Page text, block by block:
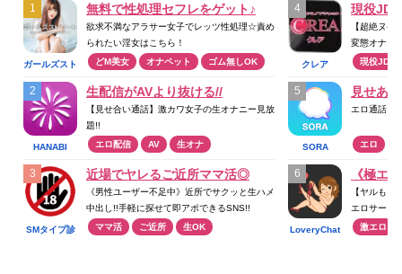
ガールズスト
リート
無料で性処理セフレをゲット♪
欲求不満なアラサー女子でレッツ性処理☆責め
られたい淫女はこちら！
どM美女
オナペット ゴム無しOK
HANABI
生配信がAVより抜ける//
【見せ合い通話】激カワ女子の生オナニー見放
題!!
エロ配信
AV 生オナ
SMタイプ診
近場でヤレるご近所ママ活◎
《男性ユーザー不足中》近所でサクッと生ハメ
中出し!!手軽に探せて即アポできるSNS!!
ママ活
ご近所 生OK
クレア
現役JD
【超絶ヌケ
変態オナニ
現役JD
SORA
見せあ
エロ通話ア
エロ
LoveryChat
《極エ
【ヤルもヌ
エロサービ
激エロ